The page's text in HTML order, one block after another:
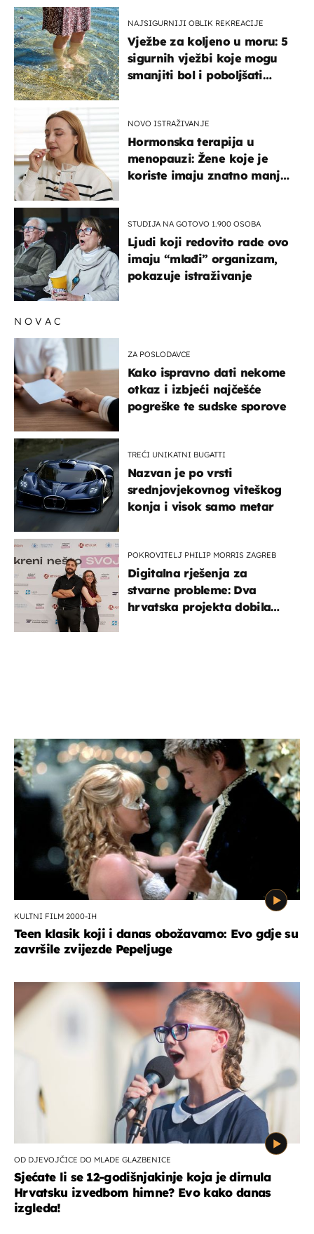
NAJSIGURNIJI OBLIK REKREACIJE
Vježbe za koljeno u moru: 5
sigurnih vježbi koje mogu
smanjiti bol i poboljšati
NOVO ISTRAŽIVANJE
Hormonska terapija u
menopauzi: Žene koje je
koriste imaju znatno manji
STUDIJA NA GOTOVO 1.900 OSOBA
Ljudi koji redovito rade ovo
imaju “mlađi” organizam,
pokazuje istraživanje
NOVAC
ZA POSLODAVCE
Kako ispravno dati nekome
otkaz i izbjeći najčešće
pogreške te sudske sporove
TREĆI UNIKATNI BUGATTI
Nazvan je po vrsti
srednjovjekovnog viteškog
konja i visok samo metar
POKROVITELJ PHILIP MORRIS ZAGREB
Digitalna rješenja za
stvarne probleme: Dva
hrvatska projekta dobila
KULTNI FILM 2000-IH
Teen klasik koji i danas obožavamo: Evo gdje su
završile zvijezde Pepeljuge
OD DJEVOJČICE DO MLADE GLAZBENICE
Sjećate li se 12-godišnjakinje koja je dirnula
Hrvatsku izvedbom himne? Evo kako danas
izgleda!